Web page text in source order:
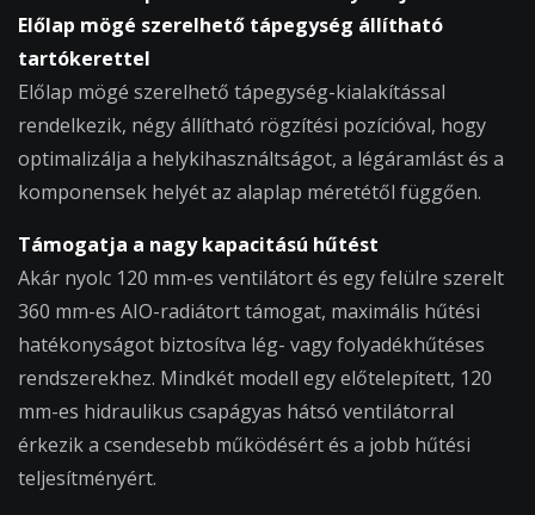
Előlap mögé szerelhető tápegység állítható
tartókerettel
Előlap mögé szerelhető tápegység-kialakítással
rendelkezik, négy állítható rögzítési pozícióval, hogy
optimalizálja a helykihasználtságot, a légáramlást és a
komponensek helyét az alaplap méretétől függően.
Támogatja a nagy kapacitású hűtést
Akár nyolc 120 mm-es ventilátort és egy felülre szerelt
360 mm-es AIO-radiátort támogat, maximális hűtési
hatékonyságot biztosítva lég- vagy folyadékhűtéses
rendszerekhez. Mindkét modell egy előtelepített, 120
mm-es hidraulikus csapágyas hátsó ventilátorral
érkezik a csendesebb működésért és a jobb hűtési
teljesítményért.